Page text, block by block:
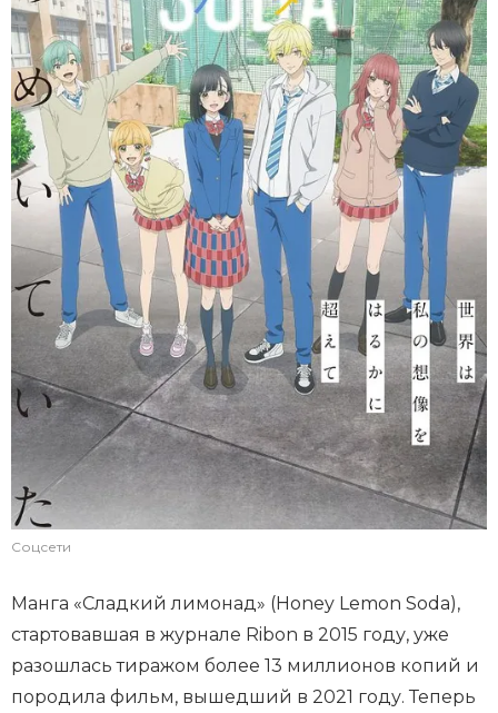
Соцсети
Манга «Сладкий лимонад» (Honey Lemon Soda),
стартовавшая в журнале Ribon в 2015 году, уже
разошлась тиражом более 13 миллионов копий и
породила фильм, вышедший в 2021 году. Теперь